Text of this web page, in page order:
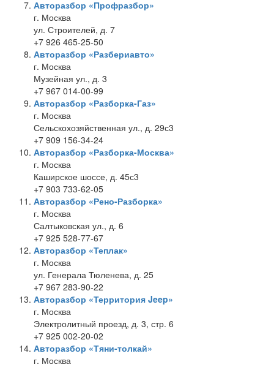
Авторазбор «Профразбор»
г. Москва
ул. Строителей, д. 7
+7 926 465-25-50
Авторазбор «Разбериавто»
г. Москва
Музейная ул., д. 3
+7 967 014-00-99
Авторазбор «Разборка-Газ»
г. Москва
Сельскохозяйственная ул., д. 29с3
+7 909 156-34-24
Авторазбор «Разборка-Москва»
г. Москва
Каширское шоссе, д. 45с3
+7 903 733-62-05
Авторазбор «Рено-Разборка»
г. Москва
Салтыковская ул., д. 6
+7 925 528-77-67
Авторазбор «Теплак»
г. Москва
ул. Генерала Тюленева, д. 25
+7 967 283-90-22
Авторазбор «Территория Jeep»
г. Москва
Электролитный проезд, д. 3, стр. 6
+7 925 002-20-02
Авторазбор «Тяни-толкай»
г. Москва